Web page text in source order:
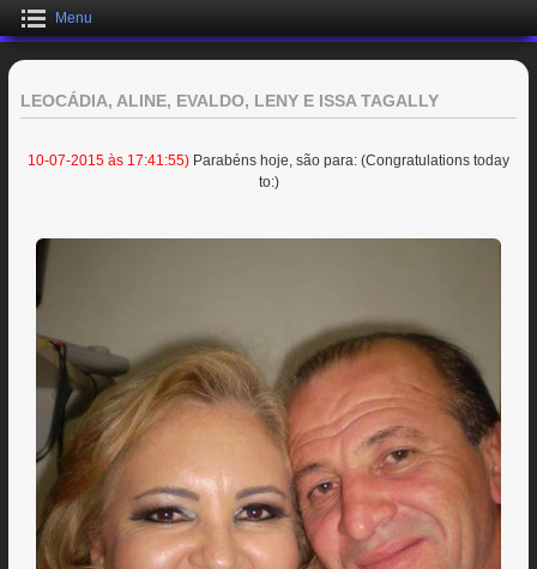
Menu
LEOCÁDIA, ALINE, EVALDO, LENY E ISSA TAGALLY
10-07-2015 às 17:41:55) Parabéns hoje, são para: (Congratulations today
to:)